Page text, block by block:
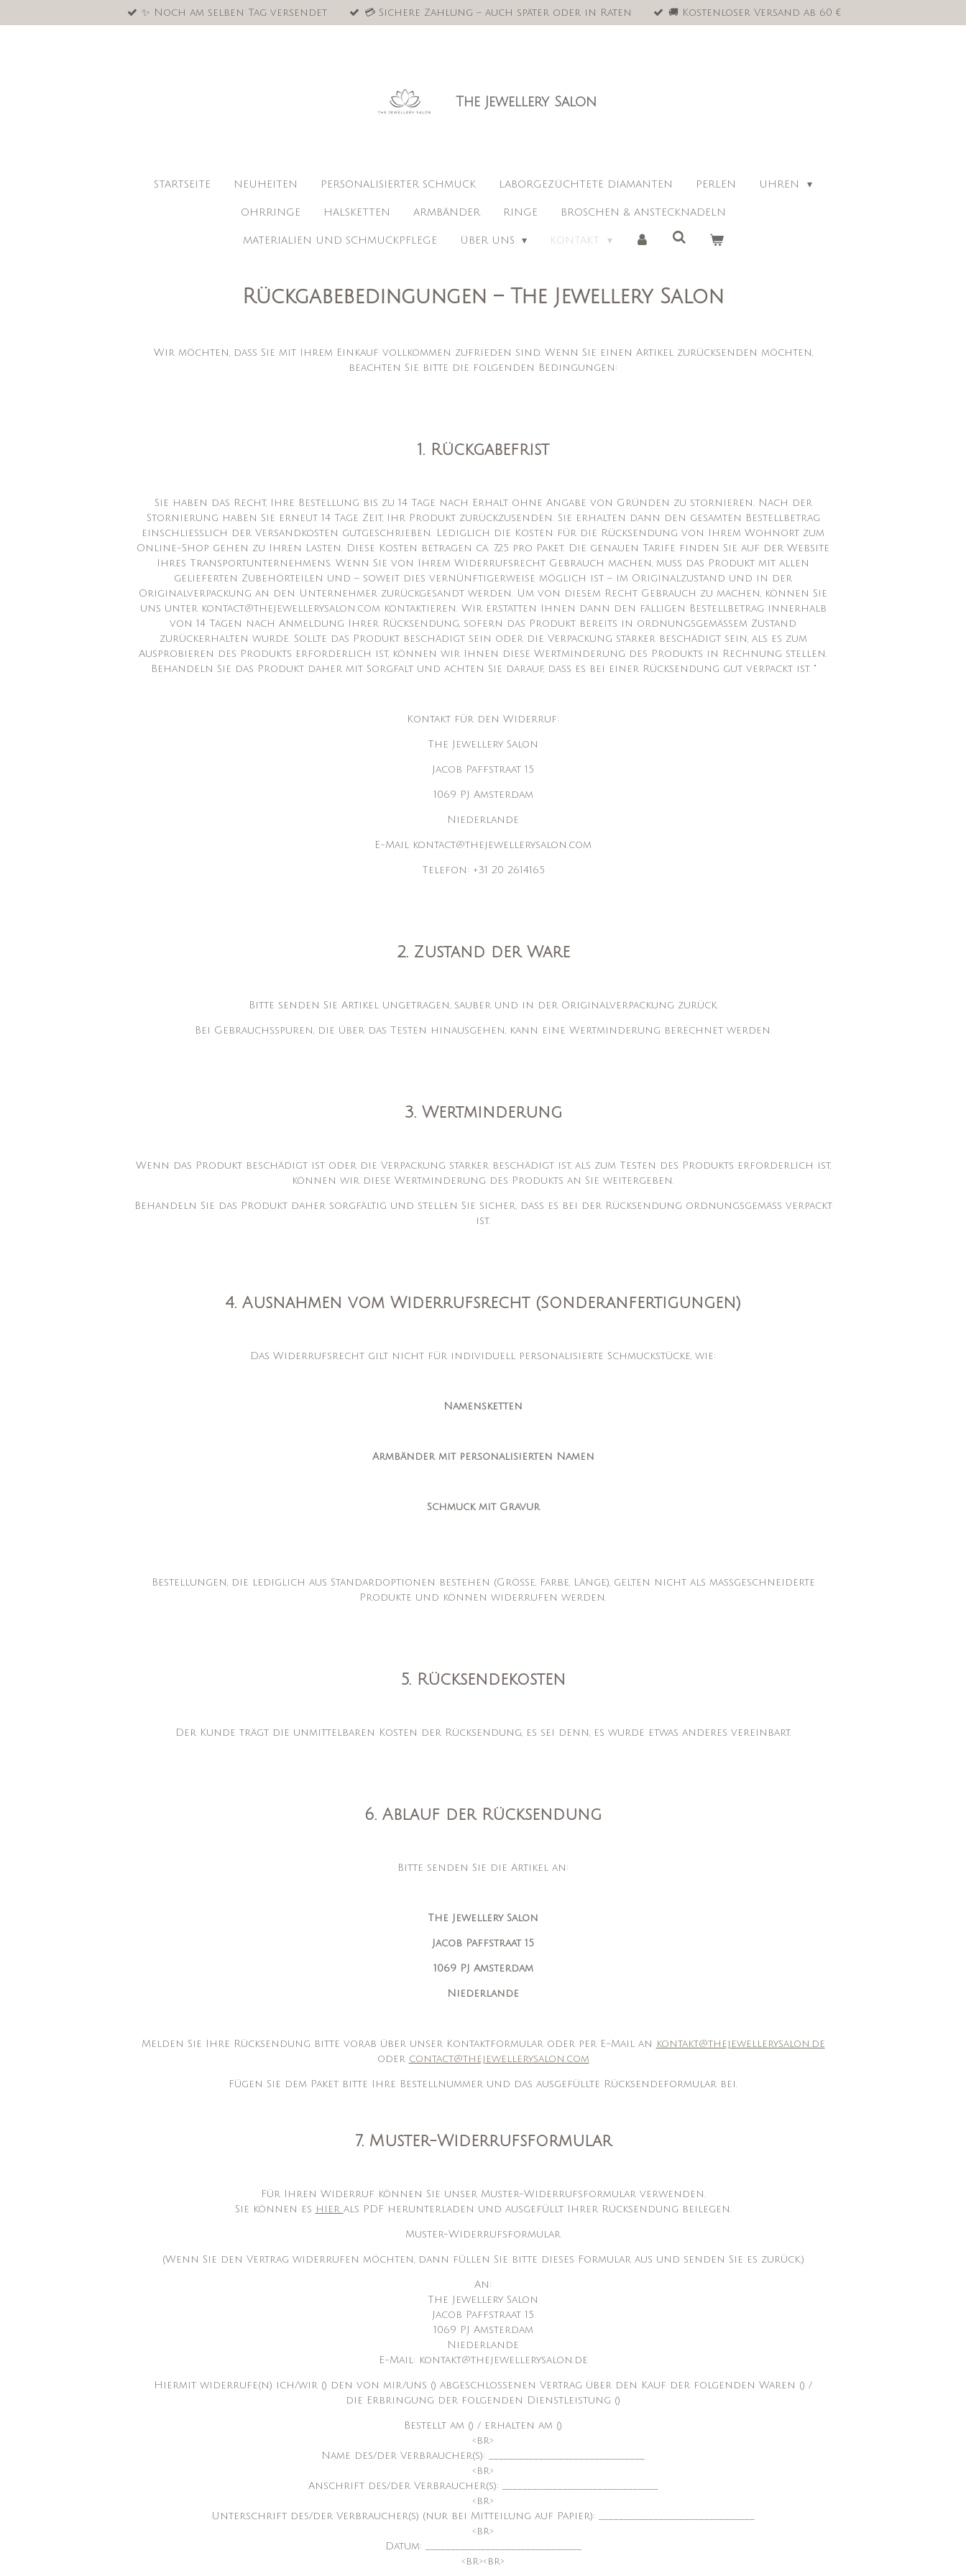
Hauptinhalt
✨ Noch am selben Tag versendet 💳 Sichere Zahlung – auch später oder in Raten 🚚 Kostenloser Versand ab 60 €
The Jewellery Salon
STARTSEITE NEUHEITEN PERSONALISIERTER SCHMUCK LABORGEZÜCHTETE DIAMANTEN PERLEN UHREN
OHRRINGE HALSKETTEN ARMBÄNDER RINGE BROSCHEN & ANSTECKNADELN
MATERIALIEN UND SCHMUCKPFLEGE ÜBER UNS KONTAKT
Rückgabebedingungen – The Jewellery Salon
Wir möchten, dass Sie mit Ihrem Einkauf vollkommen zufrieden sind. Wenn Sie einen Artikel zurücksenden möchten,
beachten Sie bitte die folgenden Bedingungen:
1. Rückgabefrist
Sie haben das Recht, Ihre Bestellung bis zu 14 Tage nach Erhalt ohne Angabe von Gründen zu stornieren. Nach der
Stornierung haben Sie erneut 14 Tage Zeit, Ihr Produkt zurückzusenden. Sie erhalten dann den gesamten Bestellbetrag
einschließlich der Versandkosten gutgeschrieben. Lediglich die Kosten für die Rücksendung von Ihrem Wohnort zum
Online-Shop gehen zu Ihren Lasten. Diese Kosten betragen ca. 7,25 pro Paket. Die genauen Tarife finden Sie auf der Website
Ihres Transportunternehmens. Wenn Sie von Ihrem Widerrufsrecht Gebrauch machen, muss das Produkt mit allen
gelieferten Zubehörteilen und – soweit dies vernünftigerweise möglich ist – im Originalzustand und in der
Originalverpackung an den Unternehmer zurückgesandt werden. Um von diesem Recht Gebrauch zu machen, können Sie
uns unter kontact@thejewellerysalon.com kontaktieren. Wir erstatten Ihnen dann den fälligen Bestellbetrag innerhalb
von 14 Tagen nach Anmeldung Ihrer Rücksendung, sofern das Produkt bereits in ordnungsgemäßem Zustand
zurückerhalten wurde. Sollte das Produkt beschädigt sein oder die Verpackung stärker beschädigt sein, als es zum
Ausprobieren des Produkts erforderlich ist, können wir Ihnen diese Wertminderung des Produkts in Rechnung stellen.
Behandeln Sie das Produkt daher mit Sorgfalt und achten Sie darauf, dass es bei einer Rücksendung gut verpackt ist. "
Kontakt für den Widerruf:
The Jewellery Salon
Jacob Paffstraat 15
1069 PJ Amsterdam
Niederlande
E-Mail kontact@thejewellerysalon.com
Telefon: +31 20 2614165
2. Zustand der Ware
Bitte senden Sie Artikel ungetragen, sauber und in der Originalverpackung zurück.
Bei Gebrauchsspuren, die über das Testen hinausgehen, kann eine Wertminderung berechnet werden.
3. Wertminderung
Wenn das Produkt beschädigt ist oder die Verpackung stärker beschädigt ist, als zum Testen des Produkts erforderlich ist,
können wir diese Wertminderung des Produkts an Sie weitergeben.
Behandeln Sie das Produkt daher sorgfältig und stellen Sie sicher, dass es bei der Rücksendung ordnungsgemäß verpackt
ist.
4. Ausnahmen vom Widerrufsrecht (Sonderanfertigungen)
Das Widerrufsrecht gilt nicht für individuell personalisierte Schmuckstücke, wie:
Namensketten
Armbänder mit personalisierten Namen
Schmuck mit Gravur
Bestellungen, die lediglich aus Standardoptionen bestehen (Größe, Farbe, Länge), gelten nicht als maßgeschneiderte
Produkte und können widerrufen werden.
5. Rücksendekosten
Der Kunde trägt die unmittelbaren Kosten der Rücksendung, es sei denn, es wurde etwas anderes vereinbart.
6. Ablauf der Rücksendung
Bitte senden Sie die Artikel an:
The Jewellery Salon
Jacob Paffstraat 15
1069 PJ Amsterdam
Niederlande
Melden Sie Ihre Rücksendung bitte vorab über unser Kontaktformular oder per E-Mail an kontakt@thejewellerysalon.de
oder contact@thejewellerysalon.com
Fügen Sie dem Paket bitte Ihre Bestellnummer und das ausgefüllte Rücksendeformular bei.
7. Muster-Widerrufsformular
Für Ihren Widerruf können Sie unser Muster-Widerrufsformular verwenden.
Sie können es hier als PDF herunterladen und ausgefüllt Ihrer Rücksendung beilegen.
Muster-Widerrufsformular
(Wenn Sie den Vertrag widerrufen möchten, dann füllen Sie bitte dieses Formular aus und senden Sie es zurück.)
An:
The Jewellery Salon
Jacob Paffstraat 15
1069 PJ Amsterdam
Niederlande
E-Mail: kontakt@thejewellerysalon.de
Hiermit widerrufe(n) ich/wir () den von mir/uns () abgeschlossenen Vertrag über den Kauf der folgenden Waren () /
die Erbringung der folgenden Dienstleistung ()
Bestellt am () / erhalten am ()
<br>
Name des/der Verbraucher(s): _______________________________
<br>
Anschrift des/der Verbraucher(s): _______________________________
<br>
Unterschrift des/der Verbraucher(s) (nur bei Mitteilung auf Papier): _______________________________
<br>
Datum: _______________________________
<br><br>